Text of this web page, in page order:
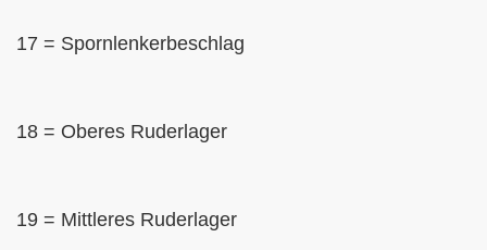
17 = Spornlenkerbeschlag
18 = Oberes Ruderlager
19 = Mittleres Ruderlager